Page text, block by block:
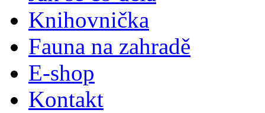
Knihovnička
Fauna na zahradě
E-shop
Kontakt